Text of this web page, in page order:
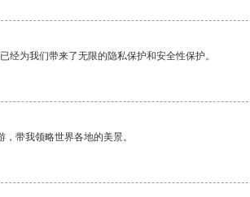
经为我们带来了无限的隐私保护和安全性保护。
带我领略世界各地的美景。